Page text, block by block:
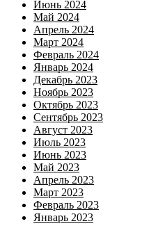
Июнь 2024
Май 2024
Апрель 2024
Март 2024
Февраль 2024
Январь 2024
Декабрь 2023
Ноябрь 2023
Октябрь 2023
Сентябрь 2023
Август 2023
Июль 2023
Июнь 2023
Май 2023
Апрель 2023
Март 2023
Февраль 2023
Январь 2023